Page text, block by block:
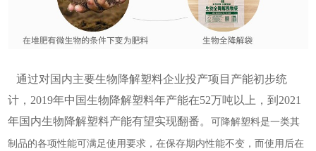
通过对国内主要生物降解塑料企业投产项目产能初步统
计， 2019年中国生物降解塑料年产能在52万吨以上，到2021
年国内生物降解塑料产能有望实现翻番。可降解塑料是一类其
制品的各项性能可满足使用要求，在保存期内性能不变，而使用后在